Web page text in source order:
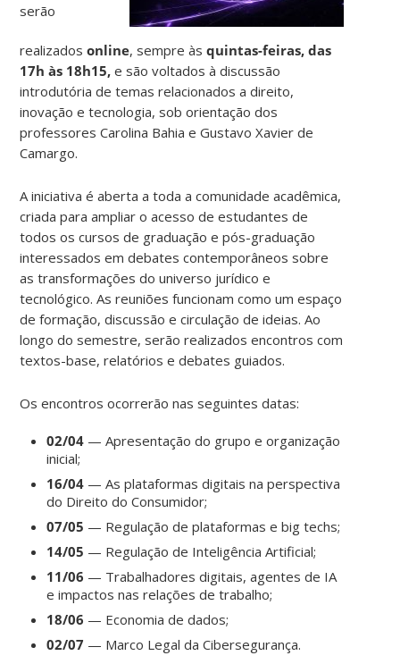
serão
realizadosonline, sempre àsquintas-feiras, das
17h às 18h15, e são voltados à discussão
introdutória de temas relacionados a direito,
inovação e tecnologia, sob orientação dos
professores Carolina Bahia e Gustavo Xavier de
Camargo.
A iniciativa é aberta a toda a comunidade acadêmica,
criada para ampliar o acesso de estudantes de
todos os cursos de graduação e pós-graduação
interessados em debates contemporâneos sobre
as transformações do universo jurídico e
tecnológico. As reuniões funcionam como um espaço
de formação, discussão e circulação de ideias. Ao
longo do semestre, serão realizados encontros com
textos-base, relatórios e debates guiados.
Os encontros ocorrerão nas seguintes datas:
02/04 — Apresentação do grupo e organização
inicial;
16/04 — As plataformas digitais na perspectiva
do Direito do Consumidor;
07/05 — Regulação de plataformas e big techs;
14/05 — Regulação de Inteligência Artificial;
11/06 — Trabalhadores digitais, agentes de IA
e impactos nas relações de trabalho;
18/06 — Economia de dados;
02/07 — Marco Legal da Cibersegurança.